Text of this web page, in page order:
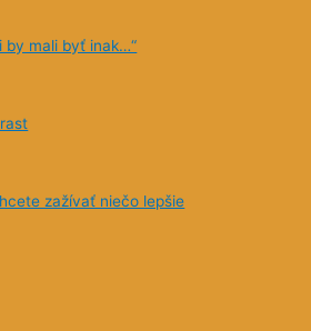
by mali byť inak…“
zažívať niečo lepšie